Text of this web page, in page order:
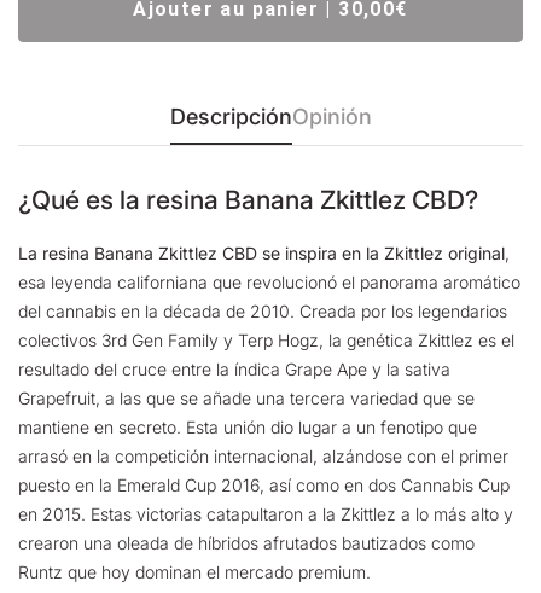
Ajouter au panier | 30,00€
DescripciónOpinión
¿Qué es la resina Banana Zkittlez CBD?
La resina Banana Zkittlez CBD se inspira en la Zkittlez original,
esa leyenda californiana que revolucionó el panorama aromático
del cannabis en la década de 2010. Creada por los legendarios
colectivos 3rd Gen Family y Terp Hogz, la genética Zkittlez es el
resultado del cruce entre la índica Grape Ape y la sativa
Grapefruit, a las que se añade una tercera variedad que se
mantiene en secreto. Esta unión dio lugar a un fenotipo que
arrasó en la competición internacional, alzándose con el primer
puesto en la Emerald Cup 2016, así como en dos Cannabis Cup
en 2015. Estas victorias catapultaron a la Zkittlez a lo más alto y
crearon una oleada de híbridos afrutados bautizados como
Runtz que hoy dominan el mercado premium.